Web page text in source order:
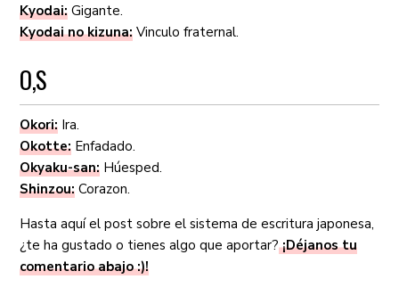
Kyodai: Gigante.
Kyodai no kizuna: Vinculo fraternal.
O,S
Okori: Ira.
Okotte: Enfadado.
Okyaku-san: Húesped.
Shinzou: Corazon.
Hasta aquí el post sobre el sistema de escritura japonesa,
¿te ha gustado o tienes algo que aportar?¡Déjanos tu
comentario abajo :)!